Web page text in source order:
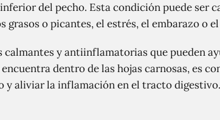
del pecho. Esta condición puede ser
grasos o picantes, el estrés, el embarazo o
calmantes y antiinflamatorias que pueden
dentro de las hojas carnosas, es
y aliviar la inflamación en el tracto digestivo.